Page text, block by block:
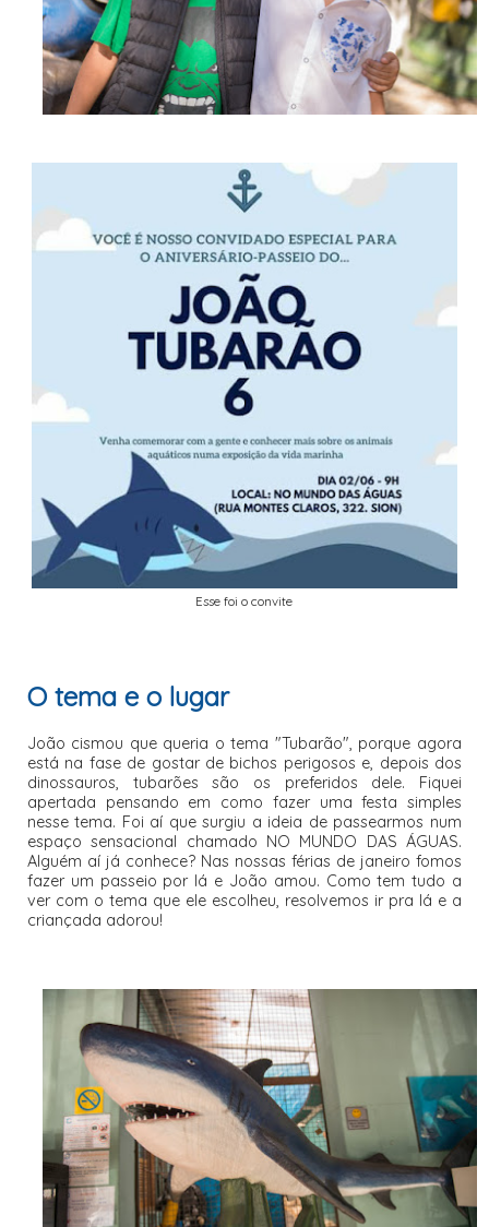
Esse foi o convite
O tema e o lugar
João cismou que queria o tema "Tubarão", porque agora
está na fase de gostar de bichos perigosos e, depois dos
dinossauros, tubarões são os preferidos dele. Fiquei
apertada pensando em como fazer uma festa simples
nesse tema. Foi aí que surgiu a ideia de passearmos num
espaço sensacional chamado NO MUNDO DAS ÁGUAS.
Alguém aí já conhece? Nas nossas férias de janeiro fomos
fazer um passeio por lá e João amou. Como tem tudo a
ver com o tema que ele escolheu, resolvemos ir pra lá e a
criançada adorou!